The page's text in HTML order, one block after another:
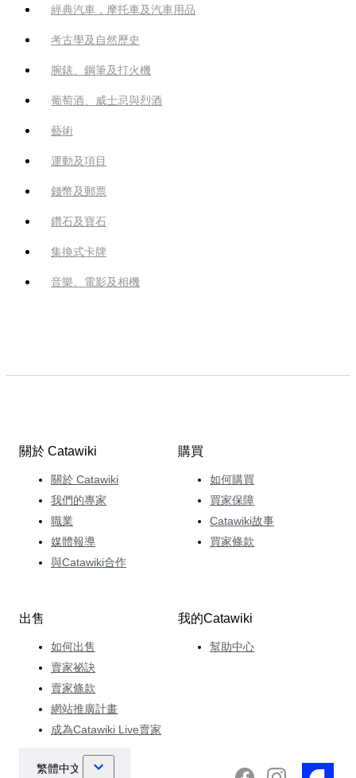
經典汽車，摩托車及汽車用品
考古學及自然歷史
腕錶、鋼筆及打火機
葡萄酒、威士忌與烈酒
藝術
運動及項目
錢幣及郵票
鑽石及寶石
集換式卡牌
音樂、電影及相機
關於 Catawiki
關於 Catawiki
我們的專家
職業
媒體報導
與Catawiki合作
購買
如何購買
買家保障
Catawiki故事
買家條款
出售
如何出售
賣家祕訣
賣家條款
網站推廣計畫
成為Catawiki Live賣家
我的Catawiki
幫助中心